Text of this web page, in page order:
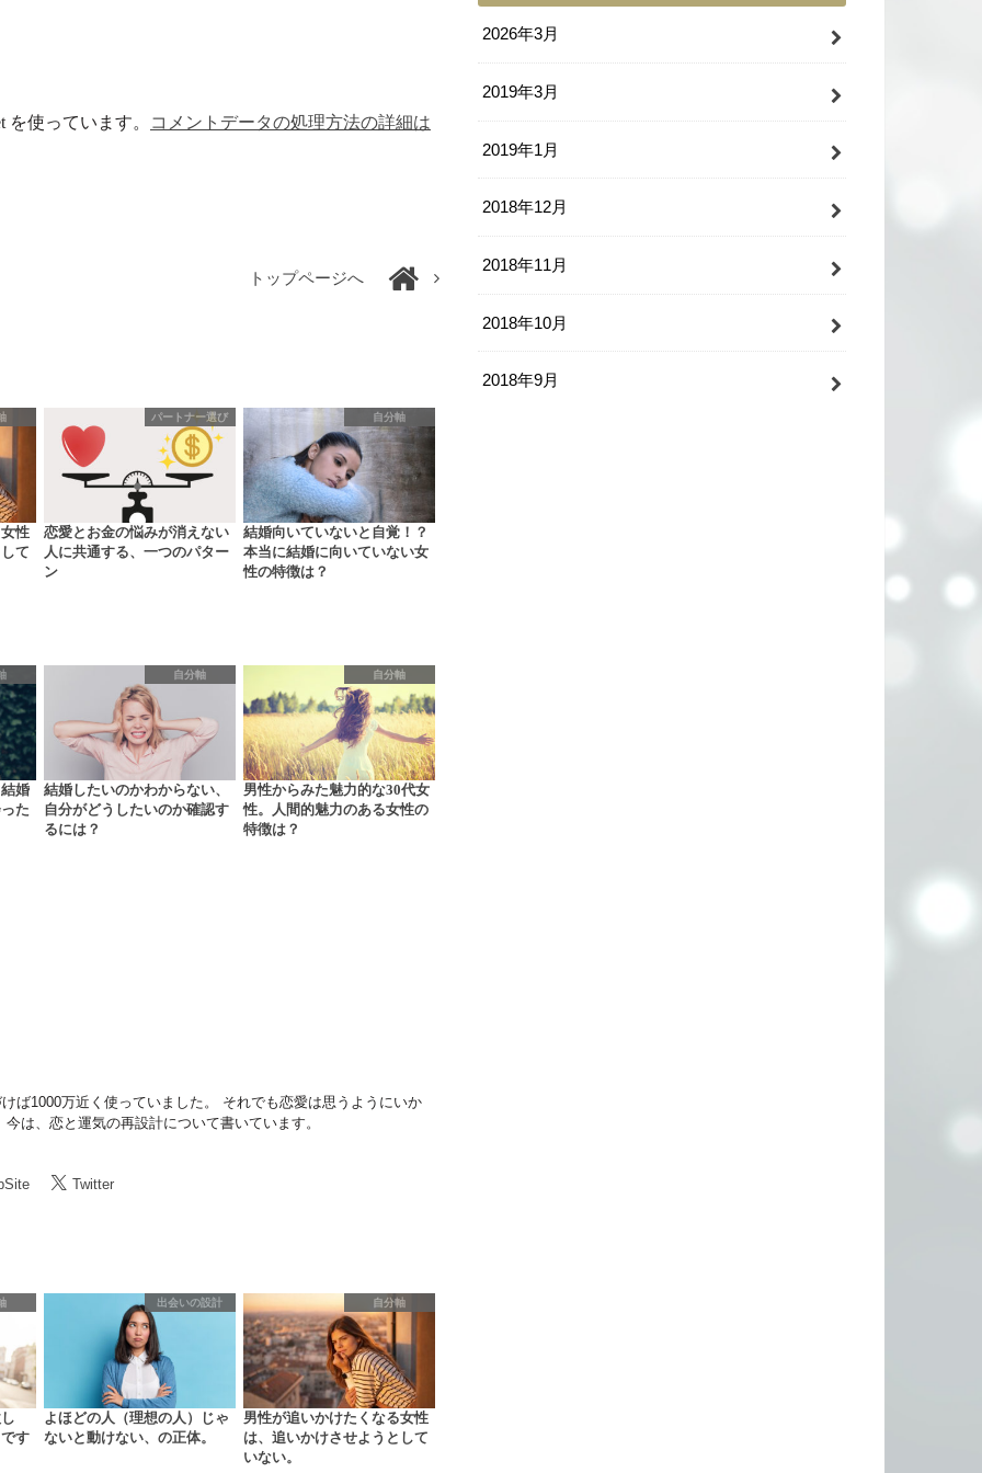
使っています。 コメントデータの処理方法の詳細は
トップページへ
性
て
パートナー選び
恋愛とお金の悩みが消えない
人に共通する、一つのパター
ン
自分軸
結婚向いていないと自覚！？
本当に結婚に向いていない女
性の特徴は？
婚
た
自分軸
結婚したいのかわからない、
自分がどうしたいのか確認す
るには？
自分軸
男性からみた魅力的な30代女
性。人間的魅力のある女性の
特徴は？
ば1000万近く使っていました。 それでも恋愛は思うようにいか
は、恋と運気の再設計について書いています。
Twitter
す
出会いの設計
よほどの人（理想の人）じゃ
ないと動けない、の正体。
自分軸
男性が追いかけたくなる女性
は、追いかけさせようとして
いない。
2026年3月
2019年3月
2019年1月
2018年12月
2018年11月
2018年10月
2018年9月